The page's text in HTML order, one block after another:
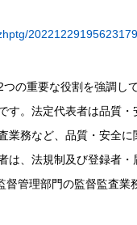
の重要な役割を強調し
す。法定代表者は品質
務など、品質・安全に
は、法規制及び登録者
管理部門の監督監査業